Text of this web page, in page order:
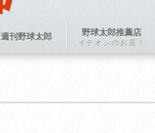
週刊野球太郎 野球太郎推薦店
イチオシのお店！